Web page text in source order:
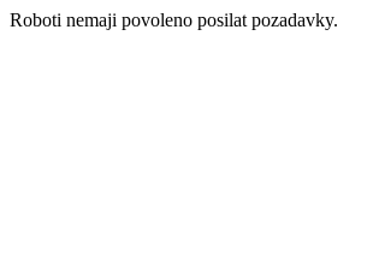
Roboti nemaji povoleno posilat pozadavky.